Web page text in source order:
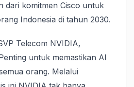
dari komitmen Cisco untuk
Indonesia di tahun 2030.
Telecom NVIDIA,
untuk memastikan AI
orang. Melalui